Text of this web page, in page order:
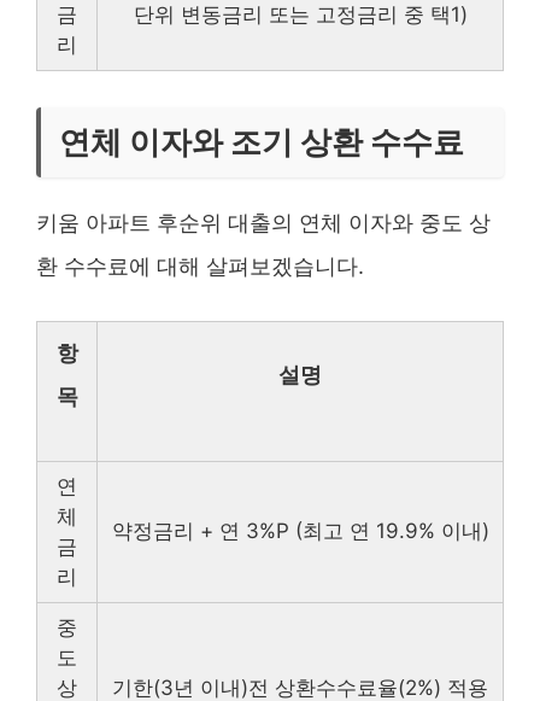
금
리
단위 변동금리 또는 고정금리 중 택1)
연체 이자와 조기 상환 수수료
키움 아파트 후순위 대출의 연체 이자와 중도 상
환 수수료에 대해 살펴보겠습니다.
항
목
설명
연
체
금
리
약정금리 + 연 3%P (최고 연 19.9% 이내)
중
도
상
기한(3년 이내)전 상환수수료율(2%) 적용